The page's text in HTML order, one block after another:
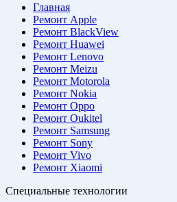
Главная
Ремонт Apple
Ремонт BlackView
Ремонт Huawei
Ремонт Lenovo
Ремонт Meizu
Ремонт Motorola
Ремонт Nokia
Ремонт Oppo
Ремонт Oukitel
Ремонт Samsung
Ремонт Sony
Ремонт Vivo
Ремонт Xiaomi
Специальные технологии